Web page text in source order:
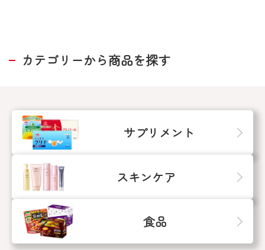
カテゴリーから商品を探す
サプリメント
スキンケア
食品